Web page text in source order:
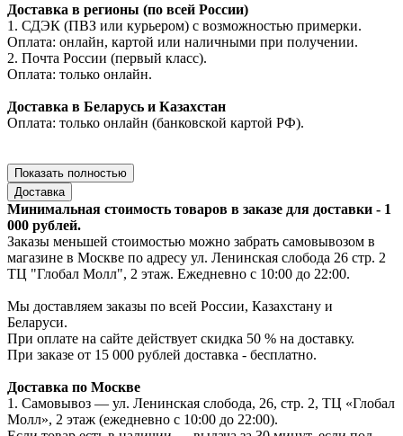
Доставка в регионы (по всей России)
1. СДЭК (ПВЗ или курьером) с возможностью примерки.
Оплата: онлайн, картой или наличными при получении.
2. Почта России (первый класс).
Оплата: только онлайн.
Доставка в Беларусь и Казахстан
Оплата: только онлайн (банковской картой РФ).
Показать полностью
Доставка
Минимальная стоимость товаров в заказе для доставки - 1
000 рублей.
Заказы меньшей стоимостью можно забрать самовывозом в
магазине в Москве по адресу ул. Ленинская слобода 26 стр. 2
ТЦ "Глобал Молл", 2 этаж. Ежедневно с 10:00 до 22:00.
Мы доставляем заказы по всей России, Казахстану и
Беларуси.
При оплате на сайте действует скидка 50 % на доставку.
При заказе от 15 000 рублей доставка - бесплатно.
Доставка по Москве
1. Самовывоз — ул. Ленинская слобода, 26, стр. 2, ТЦ «Глобал
Молл», 2 этаж (ежедневно с 10:00 до 22:00).